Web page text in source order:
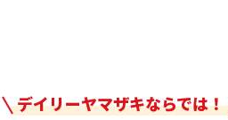
デイリーヤマザキならでは！